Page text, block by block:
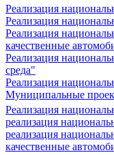
Реализация
Реализация
Реализация
качественные
Реализация
среда"
Реализация
Муниципальные
Реализация
реализация
реализация
качественные